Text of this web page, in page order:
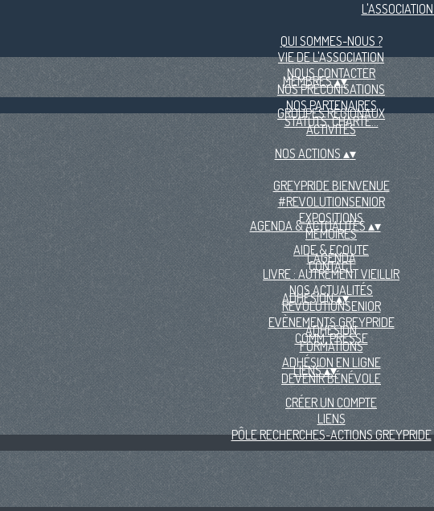
L'ASSOCIATION
QUI SOMMES-NOUS ?
VIE DE L'ASSOCIATION
NOUS CONTACTER
NOS PRÉCONISATIONS
NOS PARTENAIRES
STATUTS, CHARTE...
MEMBRES▴▾
GROUPES RÉGIONAUX
ACTIVITÉS
NOS ACTIONS▴▾
GREYPRIDE BIENVENUE
#REVOLUTIONSENIOR
EXPOSITIONS
MÉMOIRES
AIDE & ECOUTE
CONTACT
AGENDA & ACTUALITÉS▴▾
L'AGENDA
LIVRE : AUTREMENT VIEILLIR
NOS ACTUALITÉS
REVOLUTIONSENIOR
EVÈNEMENTS GREYPRIDE
COMM. PRESSE
ADHÉSION▴▾
ADHÉSION
FORMATIONS
ADHÉSION EN LIGNE
DEVENIR BÉNÉVOLE
LIENS▴▾
CRÉER UN COMPTE
LIENS
PÔLE RECHERCHES-ACTIONS GREYPRIDE